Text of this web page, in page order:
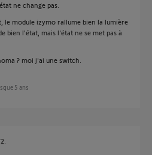
ne change pas.
le module izymo rallume bien la lumière
bien l'état, mais l'état ne se met pas à
? moi j'ai une switch.
5 ans